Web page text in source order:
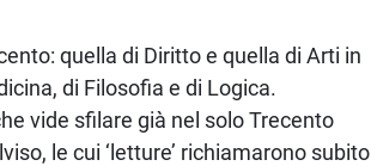
quella di Diritto e quella di Arti in
di Filosofia e di Logica.
vide sfilare già nel solo Trecento
le cui ‘letture’ richiamarono subito